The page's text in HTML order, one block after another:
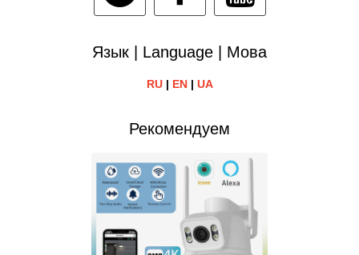
Язык | Language | Мова
RU| EN| UA
Рекомендуем